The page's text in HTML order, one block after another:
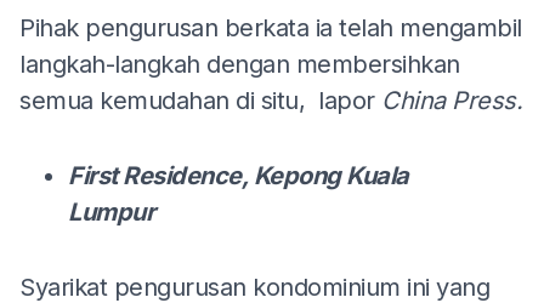
Pihak pengurusan berkata ia telah mengambil
langkah-langkah dengan membersihkan
semua kemudahan di situ, laporChina Press.
First Residence, Kepong Kuala
Lumpur
Syarikat pengurusan kondominium ini yang